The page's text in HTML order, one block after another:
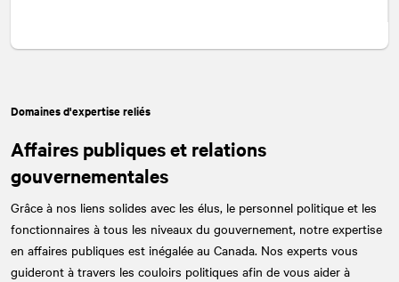
Domaines d'expertise reliés
Affaires publiques et relations
gouvernementales
Grâce à nos liens solides avec les élus, le personnel politique et les
fonctionnaires à tous les niveaux du gouvernement, notre expertise
en affaires publiques est inégalée au Canada. Nos experts vous
guideront à travers les couloirs politiques afin de vous aider à